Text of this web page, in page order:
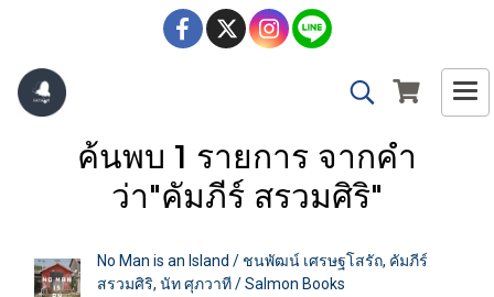
ค้นพบ 1 รายการ จากคำ
ว่า"คัมภีร์ สรวมศิริ"
No Man is an Island / ชนพัฒน์ เศรษฐโสรัถ, คัมภีร์
สรวมศิริ, นัท ศุภวาที / Salmon Books